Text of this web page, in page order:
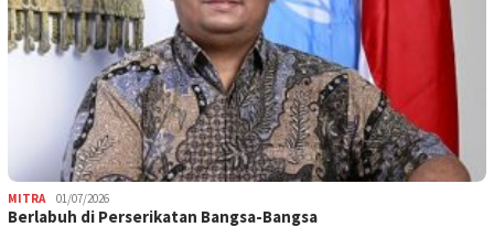
MITRA 01/07/2026
Berlabuh di Perserikatan Bangsa-Bangsa